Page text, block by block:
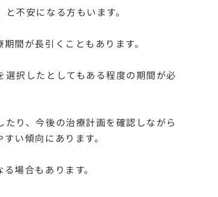
不安になる方もいます。
間が長引くこともあります。
択したとしてもある程度の期間が必
り、今後の治療計画を確認しながら
い傾向にあります。
場合もあります。